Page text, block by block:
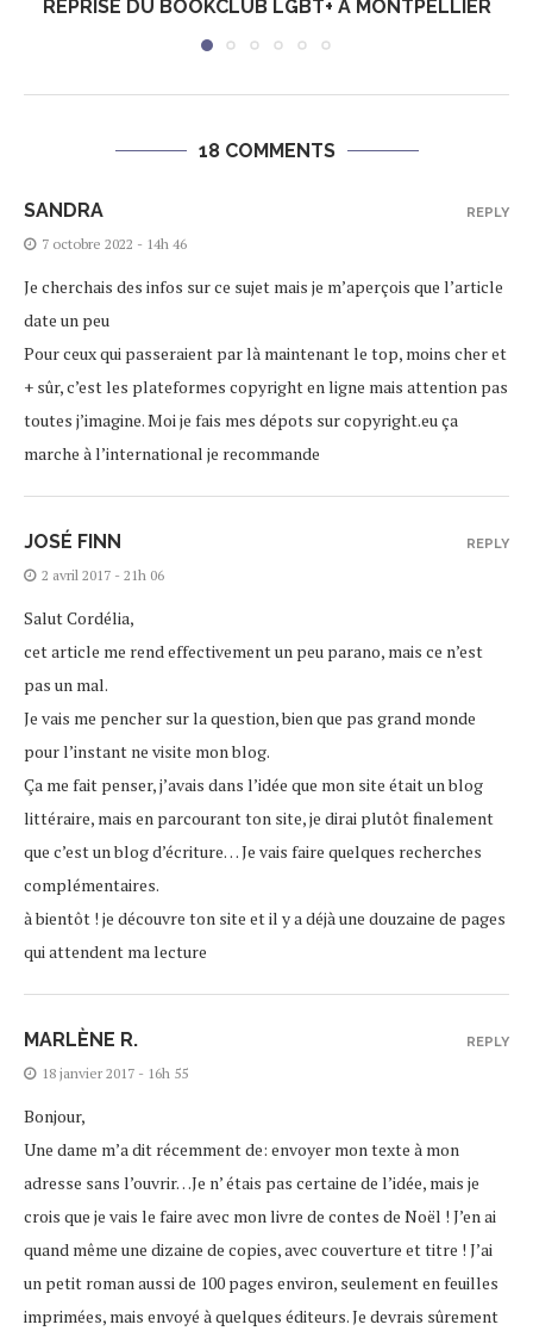
REPRISE DU BOOKCLUB LGBT+ À MONTPELLIER
18 COMMENTS
SANDRA
7 octobre 2022 - 14h 46
Je cherchais des infos sur ce sujet mais je m’aperçois que l’article
date un peu
Pour ceux qui passeraient par là maintenant le top, moins cher et
+ sûr, c’est les plateformes copyright en ligne mais attention pas
toutes j’imagine. Moi je fais mes dépots sur copyright.eu ça
marche à l’international je recommande
REPLY
JOSÉ FINN
2 avril 2017 - 21h 06
Salut Cordélia,
cet article me rend effectivement un peu parano, mais ce n’est
pas un mal.
Je vais me pencher sur la question, bien que pas grand monde
pour l’instant ne visite mon blog.
Ça me fait penser, j’avais dans l’idée que mon site était un blog
littéraire, mais en parcourant ton site, je dirai plutôt finalement
que c’est un blog d’écriture… Je vais faire quelques recherches
complémentaires.
à bientôt ! je découvre ton site et il y a déjà une douzaine de pages
qui attendent ma lecture
REPLY
MARLÈNE R.
18 janvier 2017 - 16h 55
Bonjour,
Une dame m’a dit récemment de: envoyer mon texte à mon
adresse sans l’ouvrir…Je n’ étais pas certaine de l’idée, mais je
crois que je vais le faire avec mon livre de contes de Noël ! J’en ai
quand même une dizaine de copies, avec couverture et titre ! J’ai
un petit roman aussi de 100 pages environ, seulement en feuilles
imprimées, mais envoyé à quelques éditeurs. Je devrais sûrement
REPLY